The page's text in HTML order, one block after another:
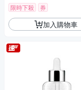
限時下殺 券
加入購物車